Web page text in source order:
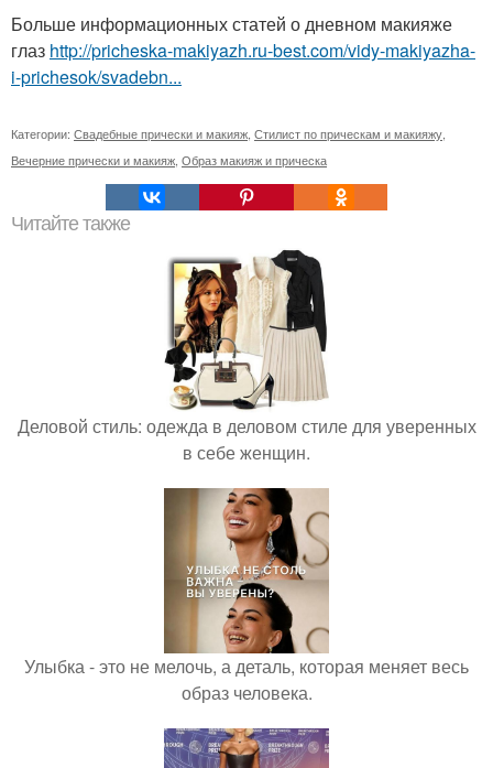
Больше информационных статей о дневном макияже
глаз http://pricheska-makiyazh.ru-best.com/vidy-makiyazha-
i-prichesok/svadebn...
Категории: Свадебные прически и макияж Стилист по прическам и макияжу
Вечерние прически и макияж Образ макияж и прическа
Читайте также
Деловой стиль: одежда в деловом стиле для уверенных
в себе женщин.
Улыбка - это не мелочь, а деталь, которая меняет весь
образ человека.